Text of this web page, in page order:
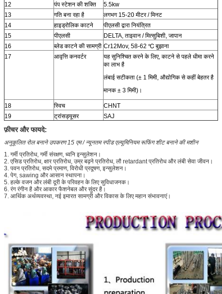
12
पंप स्टेशन की शक्ति
5.5kw
13
गति बना रहा है
लगभग 15-20 मीटर / मिनट
14
हाइड्रोलिक काटने
पीएलसी द्वारा नियंत्रित
15
पीएलसी
DELTA, ताइवान / मित्सुबिशी, जापान
16
ब्लेड काटने की सामग्री Cr12Mov, 58-62 ℃ बुझाना
17
आवृत्ति कनवर्टर
यह सुनिश्चित करने के लिए, काटने से पहले धीमा करने
का लाभ है
लंबाई सटीकता (± 1 मिमी, औद्योगिक से कहीं बेहतर है
मानक ± 3 मिमी)।
18 स्विच
CHNT
19
ट्रांसड्यूसर SAJ
फ़ीचर और फायदे:
अनुकूलित रोल बनाने उपकरण 15 एम / न्यूनतम स्पीड एल्यूमिनियम रूफिंग शीट बनाने की मशीन
1. गर्मी प्रतिरोध, गर्मी संरक्षण, ध्वनि इन्सुलेशन।
2. एसिड प्रतिरोध, क्षार प्रतिरोध, उम्र बढ़ने प्रतिरोध, लौ retardant प्रतिरोध और लंबी सेवा जीवन।
3. पवन प्रतिरोध, सदमे प्रमाण, विरोधी प्रदूषण, इन्सुलेशन।
4. पेग, sawing और आसान स्थापना।
5. हल्के वजन और लंबी दूरी के परिवहन के लिए सुविधाजनक।
6. रंग रंगीन है और आकार फैशनेबल और सुंदर है।
7. आर्थिक अर्थव्यवस्था, नई इमारत सामग्री और विकास के लिए महान संभावनाएं।